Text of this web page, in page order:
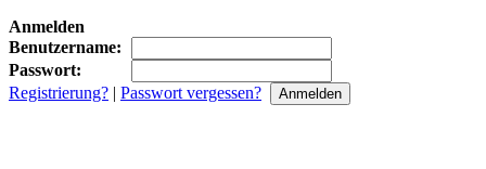
Anmelden
Benutzername:
Passwort:
Registrierung? | Passwort vergessen?